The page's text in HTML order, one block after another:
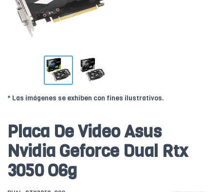
* Las imágenes se exhiben con fines ilustrativos.
Placa De Video Asus
Nvidia Geforce Dual Rtx
3050 O6g